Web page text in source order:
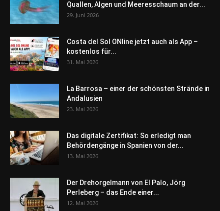
Quallen, Algen und Meeresschaum an der...
29. Juni 2026
Costa del Sol ONline jetzt auch als App –
kostenlos für...
31. Mai 2026
La Barrosa – einer der schönsten Strände in
Andalusien
23. Mai 2026
Das digitale Zertifikat: So erledigt man
Behördengänge in Spanien von der...
13. Mai 2026
Der Drehorgelmann von El Palo, Jörg
Perleberg – das Ende einer...
12. Mai 2026